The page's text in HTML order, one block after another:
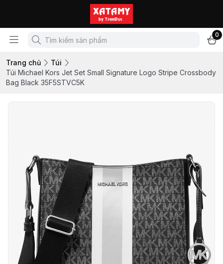
0
Trang chủ
Túi
Túi Michael Kors Jet Set Small Signature Logo Stripe Crossbody
Bag Black 35F5STVC5K